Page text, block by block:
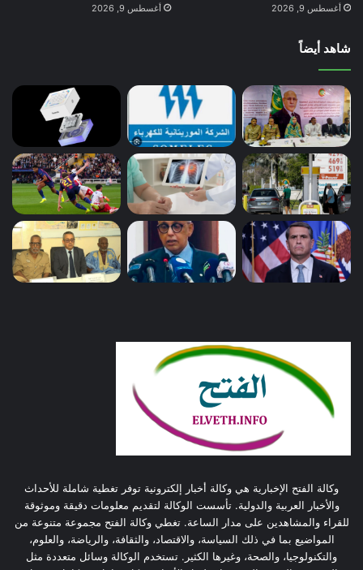
أغسطس 9, 2026 أغسطس 9, 2026
شاهد أيضاً
وكالة الفتح الإخبارية هي وكالة أخبار إلكترونية توفر تغطية شاملة للأحداث
والأخبار العربية والدولية. تأسست الوكالة لتقديم معلومات دقيقة وموثوقة
للقراء والمشاهدين على مدار الساعة. تغطي وكالة الفتح مجموعة متنوعة من
المواضيع بما في ذلك السياسة، والاقتصاد، والثقافة، والرياضة، والعلوم،
والتكنولوجيا، والصحة، وغيرها الكثير. تستخدم الوكالة وسائل متعددة مثل